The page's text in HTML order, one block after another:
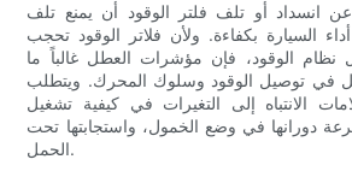
انسداد أو تلف فلتر الوقود أن يمنع تلف
السيارة بكفاءة. ولأن فلاتر الوقود تحجب
نظام الوقود، فإن مؤشرات العطل غالباً ما
توصيل الوقود وسلوك المحرك. ويتطلب
الانتباه إلى التغيرات في كيفية تشغيل
دورانها في وضع الخمول، واستجابتها تحت
الحمل.